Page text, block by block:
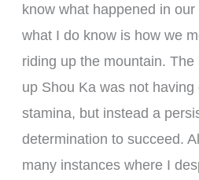
know what happened in
what I do know is how we
riding up the mountain.
up Shou Ka was not
stamina, but instead a
determination to succeed.
many instances where I